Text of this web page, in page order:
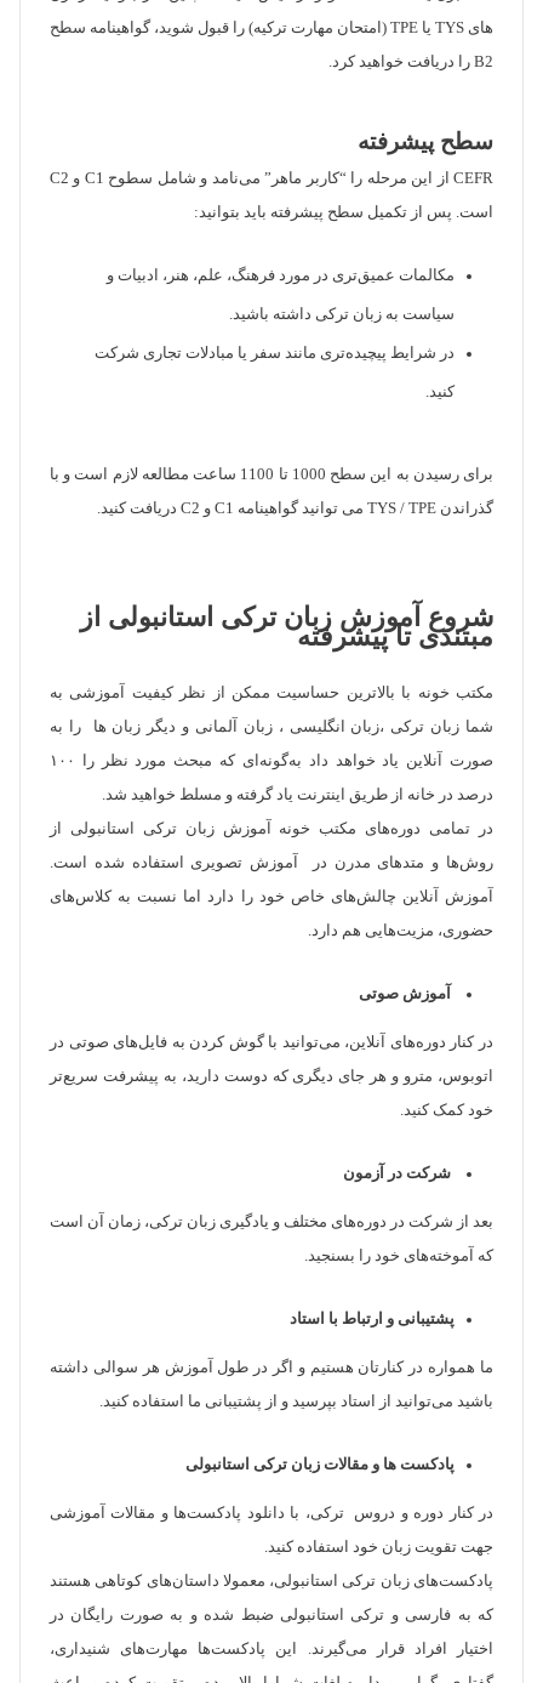
های TYS یا TPE (امتحان مهارت ترکیه) را قبول شوید، گواهینامه سطح
B2 را دریافت خواهید کرد.
سطح پیشرفته
CEFR از این مرحله را “کاربر ماهر” می‌نامد و شامل سطوح C1 و C2
است. پس از تکمیل سطح پیشرفته باید بتوانید:
مکالمات عمیق‌تری در مورد فرهنگ، علم، هنر، ادبیات و
سیاست به زبان ترکی داشته باشید.
در شرایط پیچیده‌تری مانند سفر یا مبادلات تجاری شرکت
کنید.
برای رسیدن به این سطح 1000 تا 1100 ساعت مطالعه لازم است و با
گذراندن TYS / TPE می توانید گواهینامه C1 و C2 دریافت کنید.
شروع آموزش زبان ترکی استانبولی از
مبتندی تا پیشرفته
مکتب خونه با بالاترین حساسیت ممکن از نظر کیفیت آموزشی به
شما زبان ترکی ،زبان انگلیسی ، زبان آلمانی و دیگر زبان ها را به
صورت آنلاین یاد خواهد داد به‌گونه‌ای که مبحث مورد نظر را ۱۰۰
درصد در خانه از طریق اینترنت یاد گرفته و مسلط خواهید شد.
در تمامی دوره‌های مکتب خونه آموزش زبان ترکی استانبولی از
روش‌ها و متدهای مدرن در آموزش تصویری استفاده شده است.
آموزش آنلاین چالش‌های خاص خود را دارد اما نسبت به کلاس‌های
حضوری، مزیت‌هایی هم دارد.
آموزش صوتی
در کنار دوره‌های آنلاین، می‌توانید با گوش کردن به فایل‌های صوتی در
اتوبوس، مترو و هر جای دیگری که دوست دارید، به پیشرفت سریع‌تر
خود کمک کنید.
شرکت در آزمون
بعد از شرکت در دوره‌های مختلف و یادگیری زبان ترکی، زمان آن است
که آموخته‌های خود را بسنجید.
پشتیبانی و ارتباط با استاد
ما همواره در کنارتان هستیم و اگر در طول آموزش هر سوالی داشته
باشید می‌توانید از استاد بپرسید و از پشتیبانی ما استفاده کنید.
پادکست ها و مقالات زبان ترکی استانبولی
در کنار دوره و دروس ترکی، با دانلود پادکست‌ها و مقالات آموزشی
جهت تقویت زبان خود استفاده کنید.
پادکست‌های زبان ترکی استانبولی، معمولا داستان‌های کوتاهی هستند
که به فارسی و ترکی استانبولی ضبط شده و به صورت رایگان در
اختیار افراد قرار می‌گیرند. این پادکست‌ها مهارت‌های شنیداری،